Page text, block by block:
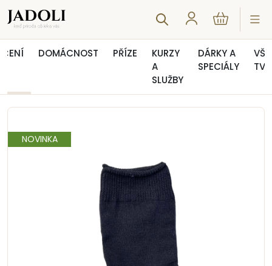
DOMÁCNOST PŘÍZE
KURZY
A
SLUŽBY
DÁRKY A
SPECIÁLY
Letní vlněné ponožky - černé
NOVINKA